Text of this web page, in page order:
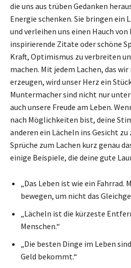
die uns aus trüben Gedanken
Energie schenken. Sie bringen ein
und verleihen uns einen Hauch von
inspirierende Zitate oder schöne
Kraft, Optimismus zu verbreiten
machen. Mit jedem Lachen, das
erzeugen, wird unser Herz ein
Muntermacher sind nicht nur
auch unsere Freude am Leben.
nach Möglichkeiten bist, deine
anderen ein Lächeln ins Gesicht zu
Sprüche zum Lachen kurz genau
einige Beispiele, die deine gute
„Das Leben ist wie ein Fahrrad.
bewegen, um nicht das
„Lächeln ist die kürzeste
Menschen.“
„Die besten Dinge im Leben
Geld bekommt.“